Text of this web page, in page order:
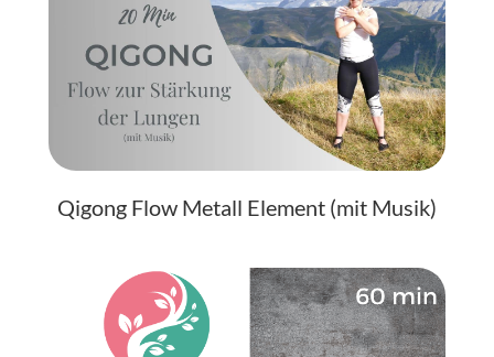
Qigong Flow Metall Element (mit Musik)